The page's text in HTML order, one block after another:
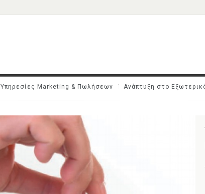
Υπηρεσίες Marketing & Πωλήσεων Ανάπτυξη στο